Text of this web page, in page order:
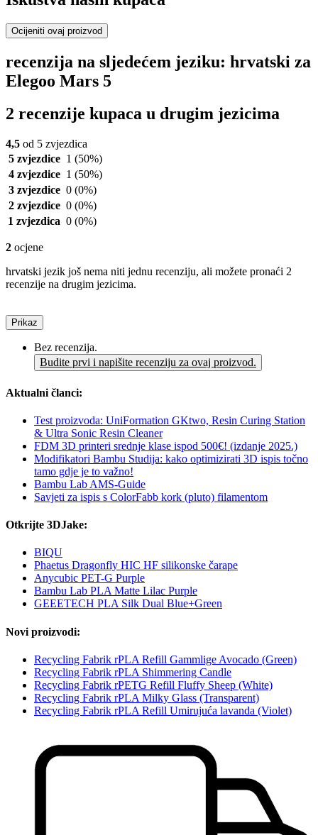
Ocijeniti ovaj proizvod
recenzija na sljedećem jeziku: hrvatski za
Elegoo Mars 5
2 recenzije kupaca u drugim jezicima
4,5 od 5 zvjezdica
5 zvjezdice 1 (50%)
4 zvjezdice 1 (50%)
3 zvjezdice 0 (0%)
2 zvjezdice 0 (0%)
1 zvjezdica 0 (0%)
2 ocjene
hrvatski jezik još nema niti jednu recenziju, ali možete pronaći 2
recenzije na drugim jezicima.
Prikaz
Bez recenzija.
Budite prvi i napišite recenziju za ovaj proizvod.
Aktualni članci:
Test proizvoda: UniFormation GKtwo, Resin Curing Station
& Ultra Sonic Resin Cleaner
FDM 3D printeri srednje klase ispod 500€! (izdanje 2025.)
Modifikatori Bambu Studija: kako optimizirati 3D ispis točno
tamo gdje je to važno!
Bambu Lab AMS-Guide
Savjeti za ispis s ColorFabb kork (pluto) filamentom
Otkrijte 3DJake:
BIQU
Phaetus Dragonfly HIC HF silikonske čarape
Anycubic PET-G Purple
Bambu Lab PLA Matte Lilac Purple
GEEETECH PLA Silk Dual Blue+Green
Novi proizvodi:
Recycling Fabrik rPLA Refill Gammlige Avocado (Green)
Recycling Fabrik rPLA Shimmering Candle
Recycling Fabrik rPETG Refill Fluffy Sheep (White)
Recycling Fabrik rPLA Milky Glass (Transparent)
Recycling Fabrik rPLA Refill Umirujuća lavanda (Violet)